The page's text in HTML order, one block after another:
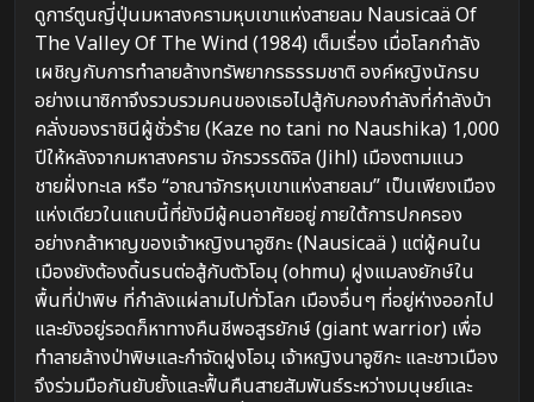
ดูการ์ตูนญี่ปุ่นมหาสงครามหุบเขาแห่งสายลม Nausicaä Of
The Valley Of The Wind (1984) เต็มเรื่อง เมื่อโลกกำลัง
เผชิญกับการทำลายล้างทรัพยากรธรรมชาติ องค์หญิงนักรบ
อย่างเนาซิกาจึงรวบรวมคนของเธอไปสู้กับกองกำลังที่กำลังบ้า
คลั่งของราชินีผู้ชั่วร้าย (Kaze no tani no Naushika) 1,000
ปีให้หลังจากมหาสงคราม จักรวรรดิจิล (Jihl) เมืองตามแนว
ชายฝั่งทะเล หรือ “อาณาจักรหุบเขาแห่งสายลม” เป็นเพียงเมือง
แห่งเดียวในแถบนี้ที่ยังมีผู้คนอาศัยอยู่ ภายใต้การปกครอง
อย่างกล้าหาญของเจ้าหญิงนาอูซิกะ (Nausicaä ) แต่ผู้คนใน
เมืองยังต้องดิ้นรนต่อสู้กับตัวโอมุ (ohmu) ฝูงแมลงยักษ์ใน
พื้นที่ป่าพิษ ที่กำลังแผ่ลามไปทั่วโลก เมืองอื่นๆ ที่อยู่ห่างออกไป
และยังอยู่รอดก็หาทางคืนชีพอสูรยักษ์ (giant warrior) เพื่อ
ทำลายล้างป่าพิษและกำจัดฝูงโอมุ เจ้าหญิงนาอูซิกะ และชาวเมือง
จึงร่วมมือกันยับยั้งและฟื้นคืนสายสัมพันธ์ระหว่างมนุษย์และ